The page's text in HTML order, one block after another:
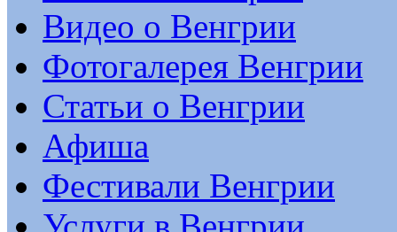
Видео о Венгрии
Фотогалерея Венгрии
Статьи о Венгрии
Афиша
Фестивали Венгрии